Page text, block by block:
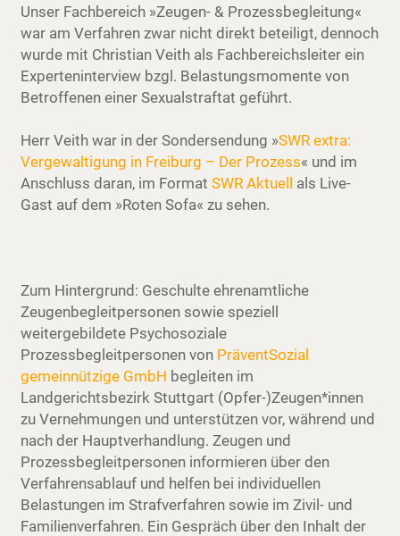
Unser Fachbereich »Zeugen- & Prozessbegleitung«
war am Verfahren zwar nicht direkt beteiligt, dennoch
wurde mit Christian Veith als Fachbereichsleiter ein
Experteninterview bzgl. Belastungsmomente von
Betroffenen einer Sexualstraftat geführt.
Herr Veith war in der Sondersendung »SWR extra:
Vergewaltigung in Freiburg – Der Prozess« und im
Anschluss daran, im FormatSWR Aktuell
als Live-
Gast auf dem »Roten Sofa« zu sehen.
Zum Hintergrund: Geschulte ehrenamtliche
Zeugenbegleitpersonen sowie speziell
weitergebildete Psychosoziale
Prozessbegleitpersonen von PräventSozial
gemeinnützige GmbH begleiten im
Landgerichtsbezirk Stuttgart (Opfer-)Zeugen*innen
zu Vernehmungen und unterstützen vor, während und
nach der Hauptverhandlung. Zeugen und
Prozessbegleitpersonen informieren über den
Verfahrensablauf und helfen bei individuellen
Belastungen im Strafverfahren sowie im Zivil- und
Familienverfahren. Ein Gespräch über den Inhalt der